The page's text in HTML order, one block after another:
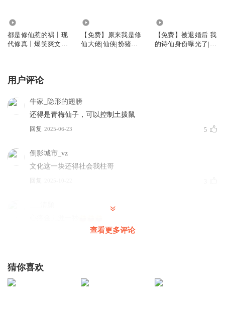
都是修仙惹的祸丨现
代修真丨爆笑爽文丨
【免费】原来我是修
仙大佬|仙侠|扮猪吃
【免费】被退婚后 我
的诗仙身份曝光了|逍
用户评论
牛家_隐形的翅膀
还得是青梅仙子，可以控制土拨鼠
回复 2025-06-23 5
倒影城市_vz
文化这一块还得社会我柱哥
回复
查看更多评论
猜你喜欢